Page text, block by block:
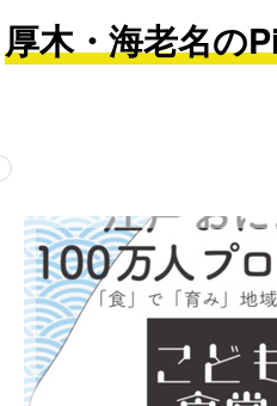
厚木・海老名の